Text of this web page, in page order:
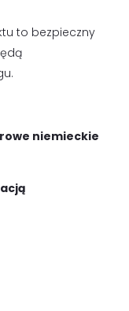
to bezpieczny
niemieckie